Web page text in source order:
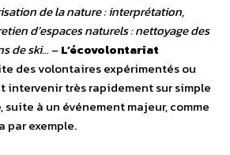
de la nature : interprétation,
d’espaces naturels : nettoyage des
de ski… – L’écovolontariat
des volontaires expérimentés ou
intervenir très rapidement sur simple
à un événement majeur, comme
par exemple.